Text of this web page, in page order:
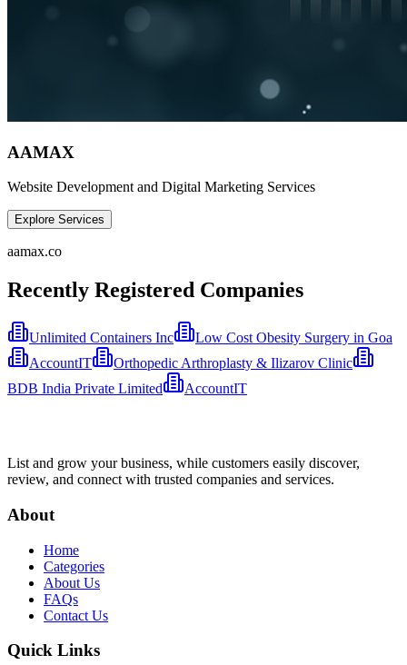
AAMAX
Website Development and Digital Marketing Services
Explore Services
aamax.co
Recently Registered Companies
Unlimited Containers Inc
Low Cost Obesity Surgery in Goa
AccountIT
Orthopedic Arthroplasty & Ilizarov Clinic
BDB India Private Limited
AccountIT
List and grow your business, while customers easily discover,
review, and connect with trusted companies and services.
About
Home
Categories
About Us
FAQs
Contact Us
Quick Links